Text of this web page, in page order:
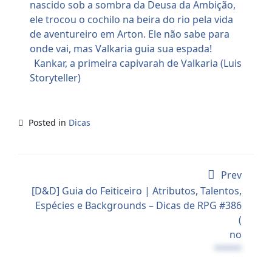
Kankar, a primeira capivarah de Valkaria (Luis
Storyteller)
Posted in Dicas
Prev
[D&D] Guia do Feiticeiro | Atributos, Talentos,
Espécies e Backgrounds – Dicas de RPG #386
(
no
*****